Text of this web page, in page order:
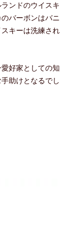
ンドのウイスキ
バーボンはバニ
キーは洗練され
好家としての知
助けとなるでし